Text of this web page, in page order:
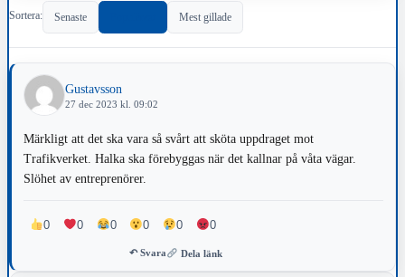
Sortera: Senaste Mest gillade
Gustavsson
27 dec 2023 kl. 09:02
Märkligt att det ska vara så svårt att sköta uppdraget mot
Trafikverket. Halka ska förebyggas när det kallnar på våta vägar.
Slöhet av entreprenörer.
0 0 0 0 0 0
↶ Svara Dela länk